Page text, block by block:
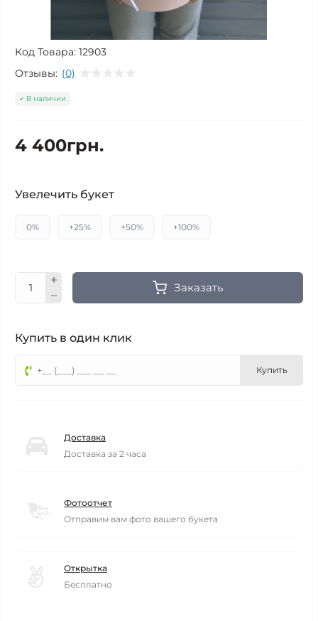
Код Товара: 12903
Отзывы: (0)
В наличии
4 400грн.
Увелечить букет
0% +25% +50% +100%
Заказать
Купить в один клик
Купить
Доставка
Доставка за 2 часа
Фотоотчет
Отправим вам фото вашего букета
Открытка
Бесплатно